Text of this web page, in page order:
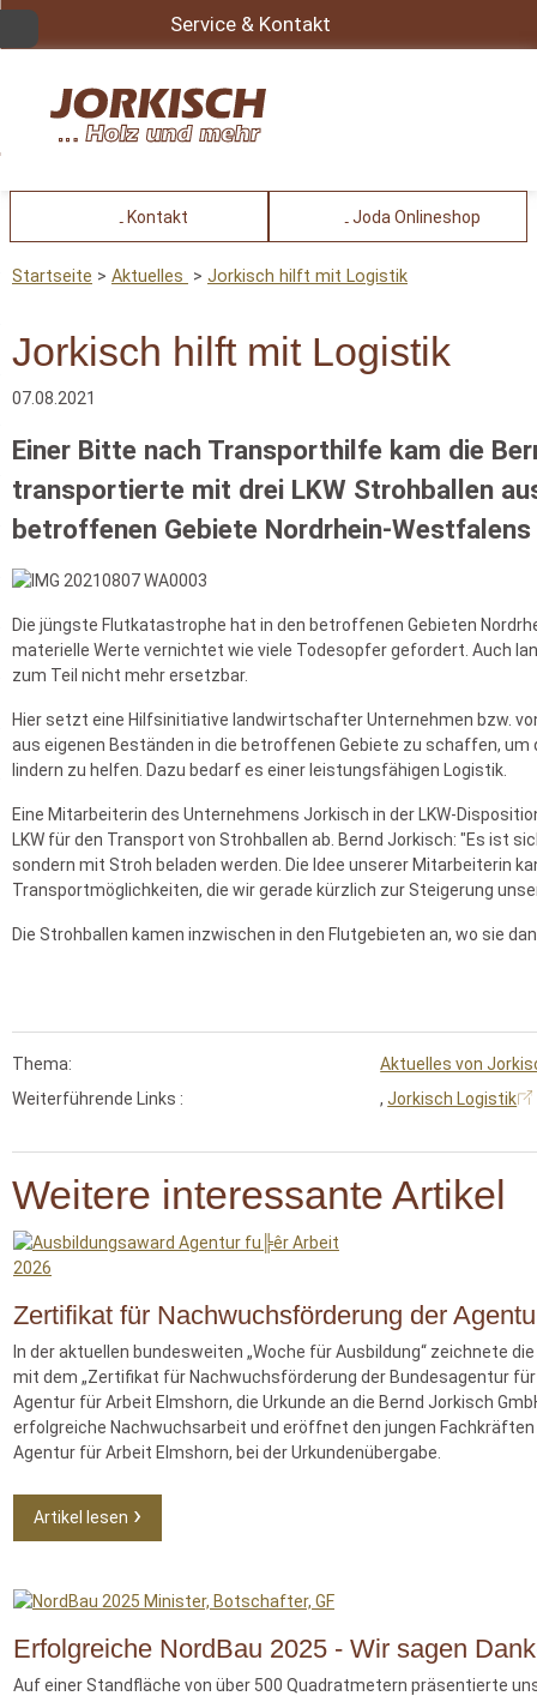
Service & Kontakt
Kontakt Joda Onlineshop
Startseite Aktuelles Jorkisch hilft mit Logistik
Jorkisch hilft mit Logistik
07.08.2021
Einer Bitte nach Transporthilfe kam die
transportierte mit drei LKW Strohballen
betroffenen Gebiete Nordrhein-
Die jüngste Flutkatastrophe hat in den betroffenen Gebieten
materielle Werte vernichtet wie viele Todesopfer gefordert. Auch
zum Teil nicht mehr ersetzbar.
Hier setzt eine Hilfsinitiative landwirtschafter Unternehmen bzw.
aus eigenen Beständen in die betroffenen Gebiete zu schaffen,
lindern zu helfen. Dazu bedarf es einer leistungsfähigen Logistik.
Eine Mitarbeiterin des Unternehmens Jorkisch in der LKW-
LKW für den Transport von Strohballen ab. Bernd Jorkisch: "Es ist
sondern mit Stroh beladen werden. Die Idee unserer Mitarbeiterin
Transportmöglichkeiten, die wir gerade kürzlich zur Steigerung
Die Strohballen kamen inzwischen in den Flutgebieten an, wo sie
Thema:
Aktuelles von
Weiterführende Links :
,Jorkisch Logistik
Weitere interessante Artikel
Zertifikat für Nachwuchsförderung der
In der aktuellen bundesweiten „Woche für Ausbildung“ zeichnete
mit dem „Zertifikat für Nachwuchsförderung der Bundesagentur
Agentur für Arbeit Elmshorn, die Urkunde an die Bernd Jorkisch
erfolgreiche Nachwuchsarbeit und eröffnet den jungen
Agentur für Arbeit Elmshorn, bei der Urkundenübergabe.
Artikel lesen
Erfolgreiche NordBau 2025 - Wir sagen
Auf einer Standfläche von über 500 Quadratmetern präsentierte